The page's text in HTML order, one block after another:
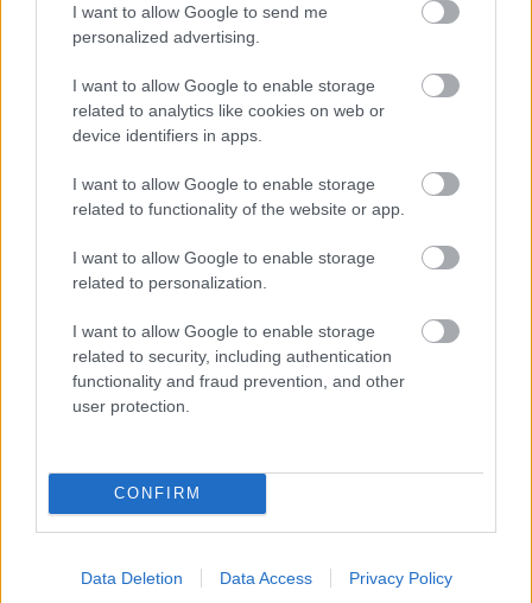
I want to allow Google to send me
personalized advertising.
I want to allow Google to enable storage
related to analytics like cookies on web or
device identifiers in apps.
I want to allow Google to enable storage
related to functionality of the website or app.
I want to allow Google to enable storage
related to personalization.
I want to allow Google to enable storage
related to security, including authentication
functionality and fraud prevention, and other
user protection.
CONFIRM
Data Deletion Data Access Privacy Policy
Új gyalogosátkelők és jelzőlámpás
csomópont épül Angyalföldön
Másfélszeresére bővítik
Hódmezővásárhely jó hírű református
iskoláját
Látványos építési szakasz indult be a
Név